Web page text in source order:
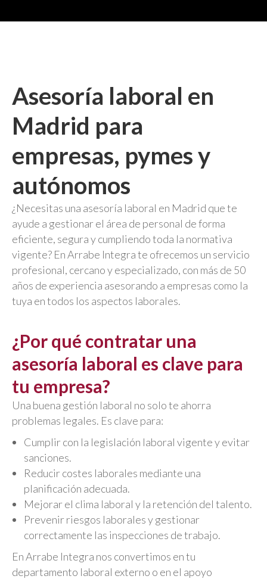
Asesoría laboral en
Madrid para
empresas, pymes y
autónomos
¿Necesitas una asesoría laboral en Madrid que te
ayude a gestionar el área de personal de forma
eficiente, segura y cumpliendo toda la normativa
vigente? En Arrabe Integra te ofrecemos un servicio
profesional, cercano y especializado, con más de 50
años de experiencia asesorando a empresas como la
tuya en todos los aspectos laborales.
¿Por qué contratar una
asesoría laboral es clave para
tu empresa?
Una buena gestión laboral no solo te ahorra
problemas legales. Es clave para:
Cumplir con la legislación laboral vigente y evitar
sanciones.
Reducir costes laborales mediante una
planificación adecuada.
Mejorar el clima laboral y la retención del talento.
Prevenir riesgos laborales y gestionar
correctamente las inspecciones de trabajo.
En Arrabe Integra nos convertimos en tu
departamento laboral externo o en el apoyo